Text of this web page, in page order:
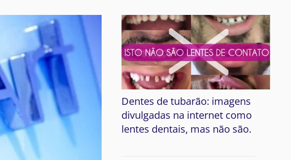
Dentes de tubarão: imagens
divulgadas na internet como
lentes dentais, mas não são.